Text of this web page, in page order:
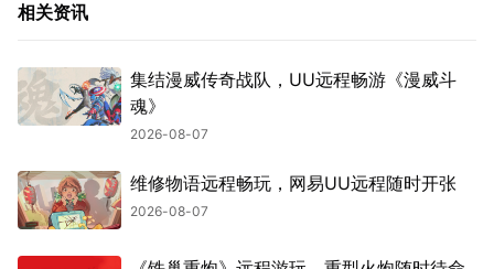
相关资讯
集结漫威传奇战队，UU远程畅游《漫威斗
魂》
2026-08-07
维修物语远程畅玩，网易UU远程随时开张
2026-08-07